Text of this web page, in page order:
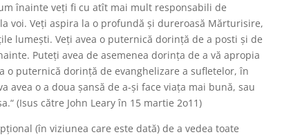
înainte veţi fi cu atît mai mult responsabili de
voi. Veţi aspira la o profundă şi dureroasă Mărturisire,
lumeşti. Veţi avea o puternică dorinţă de a posti şi de
Puteţi avea de asemenea dorinţa de a vă apropia
o puternică dorinţă de evanghelizare a sufletelor, în
avea o a doua şansă de a-şi face viaţa mai bună, sau
(Isus către John Leary în 15 martie 2o11)
(în viziunea care este dată) de a vedea toate